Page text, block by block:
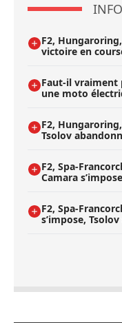
F2,
victoire en
Faut-il vraiment
une moto
F2,
Tsolov
F2, Spa-
Camara
F2, Spa-
s’impose,